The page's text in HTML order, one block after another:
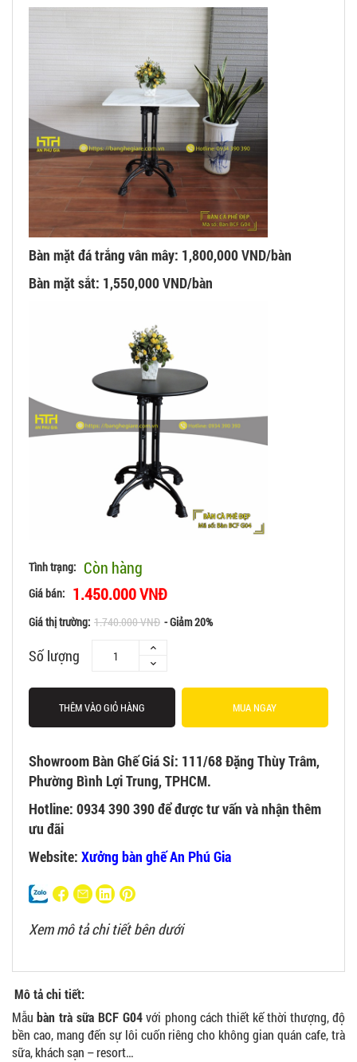
Bàn mặt đá trắng vân mây: 1,800,000 VND/bàn
Bàn mặt sắt: 1,550,000 VND/bàn
Tình trạng: Còn hàng
Giá bán: 1.450.000 VNĐ
Giá thị trường: 1.740.000 VNĐ - Giảm 20%
Số lượng
THÊM VÀO GIỎ HÀNG MUA NGAY
Showroom Bàn Ghế Giá Sỉ: 111/68 Đặng Thùy Trâm,
Phường Bình Lợi Trung, TPHCM.
Hotline: 0934 390 390 để được tư vấn và nhận thêm
ưu đãi
Website: Xưởng bàn ghế An Phú Gia
Xem mô tả chi tiết bên dưới
Mô tả chi tiết:
Mẫubàn trà sữa BCF G04với phong cách thiết kế thời thượng, độ
bền cao, mang đến sự lôi cuốn riêng cho không gian quán cafe, trà
sữa, khách sạn – resort…